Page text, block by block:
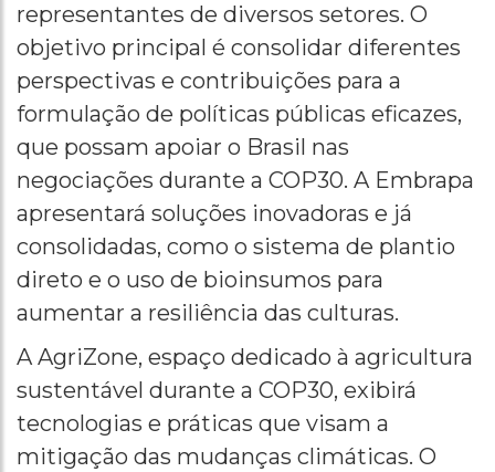
representantes de diversos setores. O
objetivo principal é consolidar diferentes
perspectivas e contribuições para a
formulação de políticas públicas eficazes,
que possam apoiar o Brasil nas
negociações durante a COP30. A Embrapa
apresentará soluções inovadoras e já
consolidadas, como o sistema de plantio
direto e o uso de bioinsumos para
aumentar a resiliência das culturas.
A AgriZone, espaço dedicado à agricultura
sustentável durante a COP30, exibirá
tecnologias e práticas que visam a
mitigação das mudanças climáticas. O